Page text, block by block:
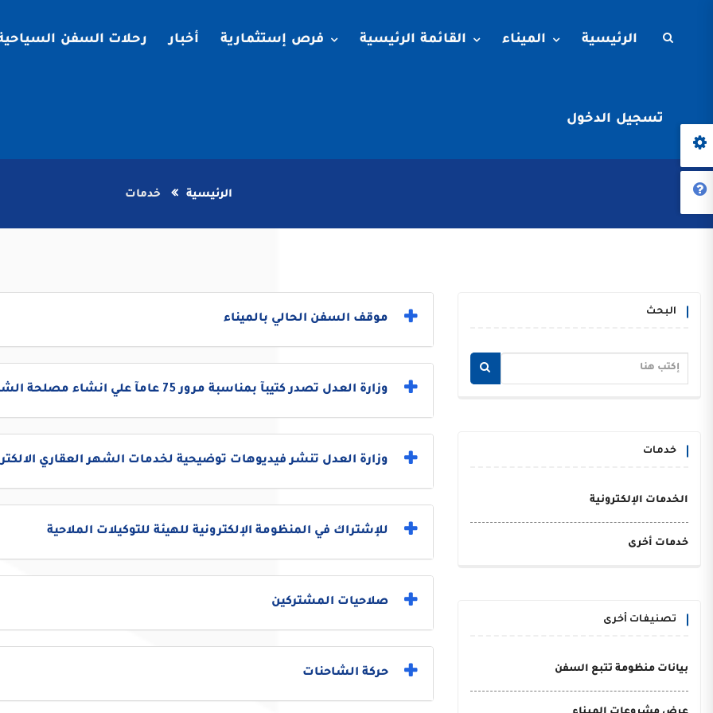
الرئيسية الميناء القائمة الرئيسية فرص إستثمارية أخبار رحلات السفن
تسجيل الدخول
الرئيسية خدمات
البحث
خدمات
الخدمات الإلكترونية
خدمات أخرى
تصنيفات أخرى
بيانات منظومة تتبع السفن
موقف السفن الحالي بالميناء
وزارة العدل تصدر كتيبآ بمناسبة مرور 75 عامآ علي انشاء مصلحة الشهر العقاري
وزارة العدل تنشر فيديوهات توضيحية لخدمات الشهر العقاري
للإشتراك في المنظومة الإلكترونية للهيئة للتوكيلات الملاحية
صلاحيات المشتركين
حركة الشاحنات